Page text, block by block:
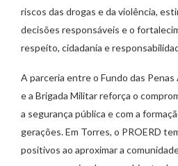
riscos das drogas e da violência,
decisões responsáveis e o
respeito, cidadania e
A parceria entre o Fundo das
e a Brigada Militar reforça o
a segurança pública e com a
gerações. Em Torres, o PROERD
positivos ao aproximar a